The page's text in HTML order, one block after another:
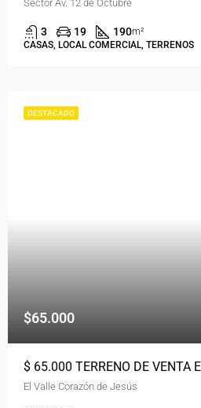
Sector Av. 12 de Octubre
3 19 190m²
CASAS, LOCAL COMERCIAL, TERRENOS
DESTACADO
$65.000
El Valle Corazón de Jesús